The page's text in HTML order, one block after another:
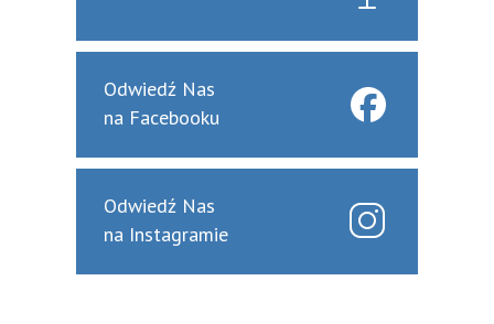
Odwiedź Nas
na Facebooku
Odwiedź Nas
na Instagramie